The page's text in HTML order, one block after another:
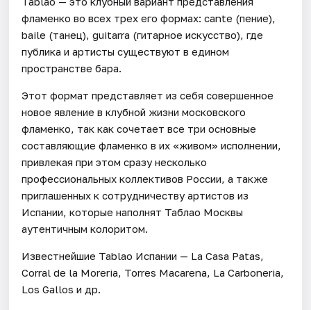
фламенко во всех трех его формах: cante (пение),
baile (танец), guitarra (гитарное искусство), где
публика и артисты существуют в едином
пространстве бара.
Этот формат представляет из себя совершенное
новое явление в клубной жизни московского
фламенко, так как сочетает все три основные
составляющие фламенко в их «живом» исполнении,
привлекая при этом сразу несколько
профессиональных коллективов России, а также
приглашенных к сотрудничеству артистов из
Испании, которые наполнят Таблао Москвы
аутентичным колоритом.
Известнейшие Tablao Испании — La Casa Patas,
Corral de la Moreria, Torres Macarena, La Carboneria,
Los Gallos и др.